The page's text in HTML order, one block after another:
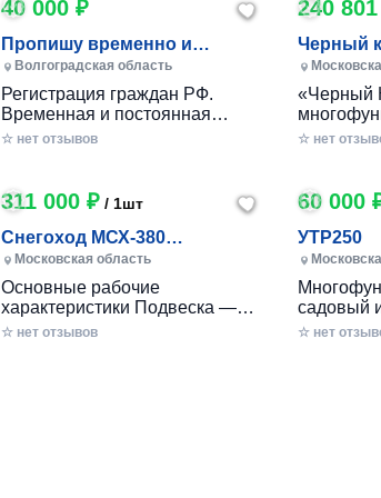
40 000 ₽
Пропишу временно и
постоянно в Волжском
Волгоградская область
Регистрация граждан РФ.
Временная и постоянная
официально через мфц.
☆ нет отзывов
240
Черный
«Черный
колесный
садами и
стильный
☆ нет
311 000 ₽/ 1шт
Снегоход МСХ-380
(20л.с.-11А-РС, Вариатор,
Long (П
Московская область
Основные рабочие
характеристики Подвеска —
Катковая Максимальная
☆ нет отзывов
60 000
УТР250
садовый
☆ нет